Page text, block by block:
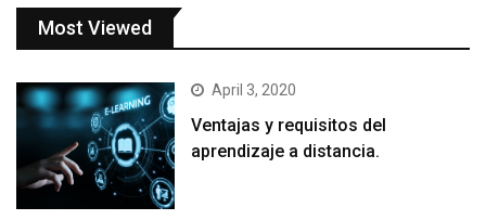
Most Viewed
April 3, 2020
Ventajas y requisitos del
aprendizaje a distancia.